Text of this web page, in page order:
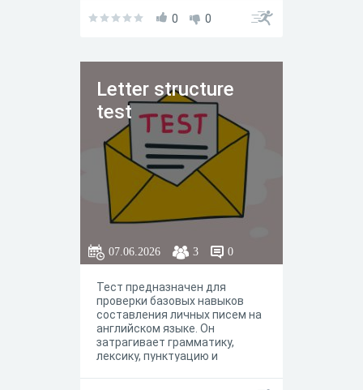
0 0
Letter structure
test
07.06.2026 3 0
Тест предназначен для
проверки базовых навыков
составления личных писем на
английском языке. Он
затрагивает грамматику,
лексику, пунктуацию и